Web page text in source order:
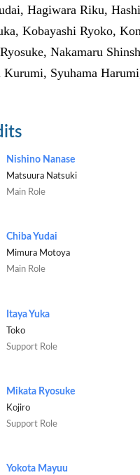
Hagiwara Riku,
Kobayashi Ryoko,
Nakamaru
Kurumi, Syuhama
Nishino Nanase
Matsuura Natsuki
Main Role
Chiba Yudai
Mimura Motoya
Main Role
Itaya Yuka
Toko
Support Role
Mikata Ryosuke
Kojiro
Support Role
Yokota Mayuu